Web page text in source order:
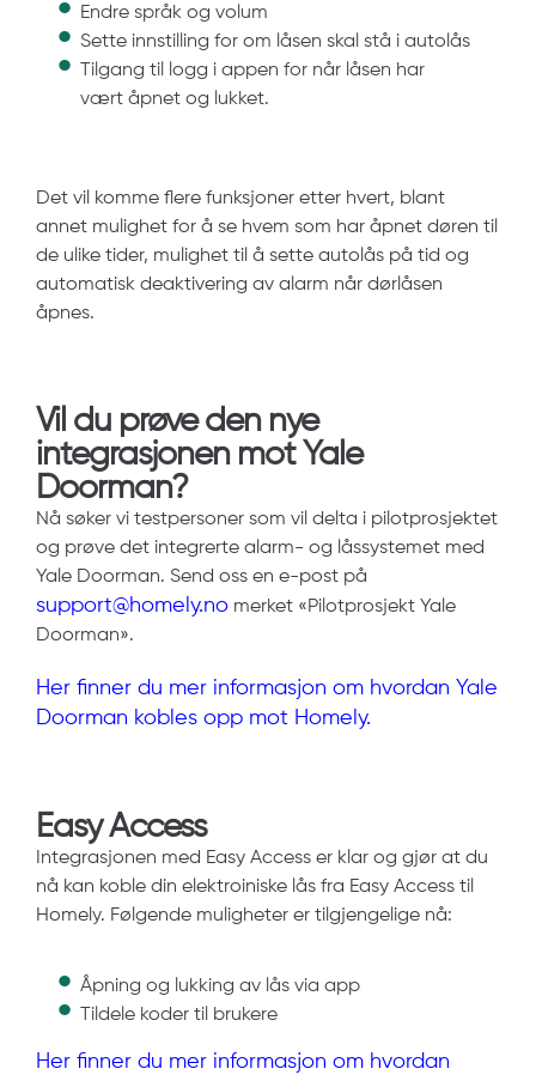
Endre språk og volum
Sette innstilling for om låsen skal stå i autolås
Tilgang til logg i appen for når låsen har
vært åpnet og lukket.
Det vil komme flere funksjoner etter hvert, blant
annet mulighet for å se hvem som har åpnet døren til
de ulike tider, mulighet til å sette autolås på tid og
automatisk deaktivering av alarm når dørlåsen
åpnes.
Vil du prøve den nye
integrasjonen mot Yale
Doorman?
Nå søker vi testpersoner som vil delta i pilotprosjektet
og prøve det integrerte alarm- og låssystemet med
Yale Doorman. Send oss en e-post på
support@homely.no merket «Pilotprosjekt Yale
Doorman».
Her finner du mer informasjon om hvordan Yale
Doorman kobles opp mot Homely.
Easy Access
Integrasjonen med Easy Access er klar og gjør at du
nå kan koble din elektroiniske lås fra Easy Access til
Homely. Følgende muligheter er tilgjengelige nå:
Åpning og lukking av lås via app
Tildele koder til brukere
Her finner du mer informasjon om hvordan